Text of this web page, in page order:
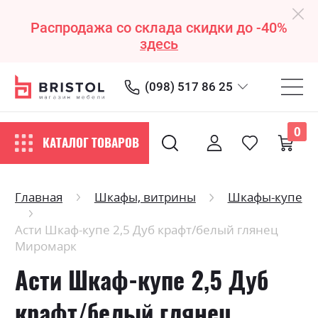
Распродажа со склада скидки до -40%
здесь
(098) 517 86 25
КАТАЛОГ ТОВАРОВ
0
Главная Шкафы, витрины
Шкафы-купе
Асти Шкаф-купе 2,5 Дуб крафт/белый глянец
Миромарк
Асти Шкаф-купе 2,5 Дуб